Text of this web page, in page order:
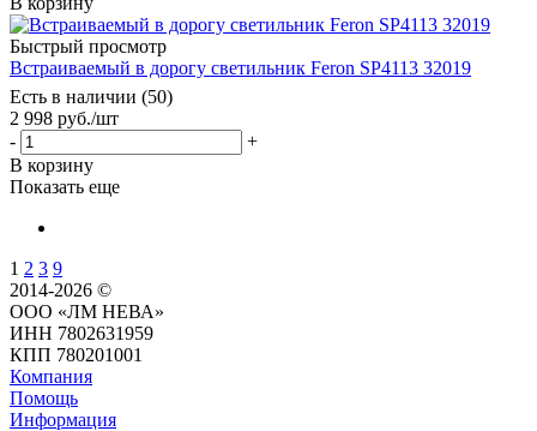
Быстрый просмотр
Встраиваемый в дорогу светильник Feron SP4113 32019
Есть в наличии (50)
2 998 руб./шт
-
+
В корзину
Показать еще
1 2 3 9
2014-2026 ©
ООО «ЛМ НЕВА»
ИНН 7802631959
КПП 780201001
Компания
Помощь
Информация